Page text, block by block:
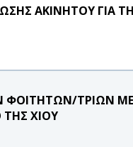
ΑΚΙΝΗΤΟΥ ΓΙΑ
ΤΡΙΩΝ
ΤΗΣ ΧΙΟΥ